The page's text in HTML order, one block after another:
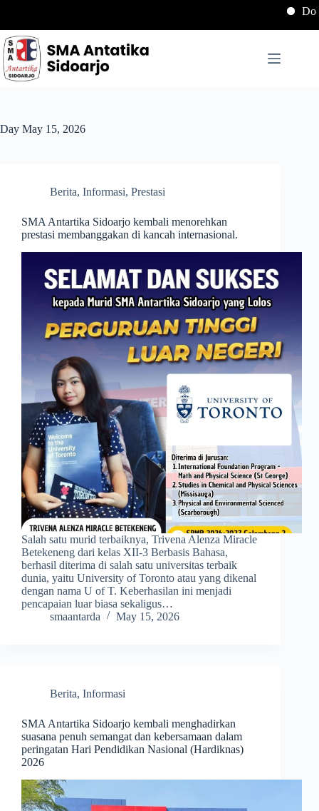
Day May 15, 2026
Berita, Informasi, Prestasi
SMA Antartika Sidoarjo kembali menorehkan
prestasi membanggakan di kancah internasional.
Salah satu murid terbaiknya, Trivena Alenza Miracle
Betekeneng dari kelas XII-3 Berbasis Bahasa,
berhasil diterima di salah satu universitas terbaik
dunia, yaitu University of Toronto atau yang dikenal
dengan nama U of T. Keberhasilan ini menjadi
pencapaian luar biasa sekaligus…
smaantarda
May 15, 2026
Berita, Informasi
SMA Antartika Sidoarjo kembali menghadirkan
suasana penuh semangat dan kebersamaan dalam
peringatan Hari Pendidikan Nasional (Hardiknas)
2026